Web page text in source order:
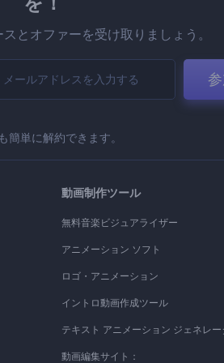
とオファーを受け取りましょう。
簡単に解約できます。
動画制作ツール
無料音楽ビジュアライザー
アニメーション ソフト
ロゴ・アニメーション
イントロ動画作成ツール
テキスト アニメーション ジェネレー
動画編集サイト：